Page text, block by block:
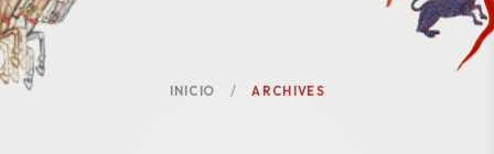
INICIO ARCHIVES